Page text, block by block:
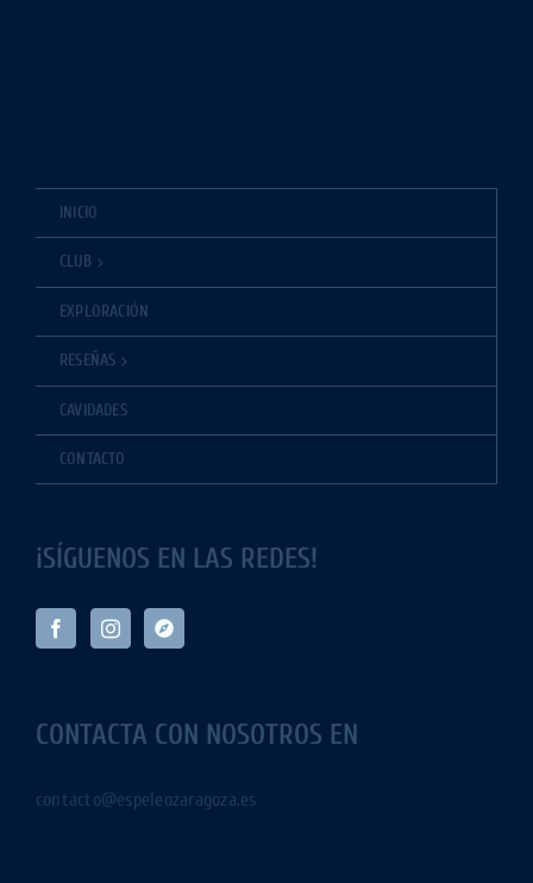
INICIO
CLUB
EXPLORACIÓN
RESEÑAS
CAVIDADES
CONTACTO
¡SÍGUENOS EN LAS REDES!
CONTACTA CON NOSOTROS EN
contacto@espeleozaragoza.es